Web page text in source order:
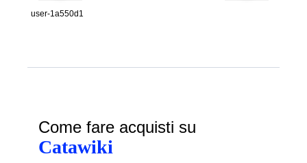
user-1a550d1
Come fare acquisti su
Catawiki